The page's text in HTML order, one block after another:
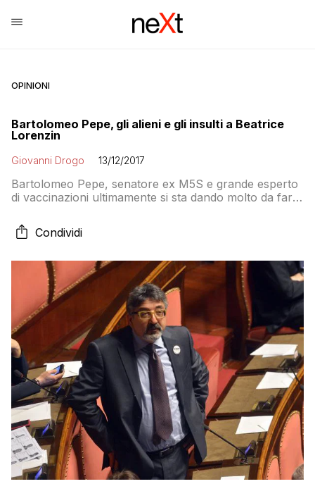
OPINIONI
Bartolomeo Pepe, gli alieni e gli insulti a Beatrice
Lorenzin
Giovanni Drogo 13/12/2017
Bartolomeo Pepe, senatore ex M5S e grande esperto
di vaccinazioni ultimamente si sta dando molto da fare.
dominante di molti Genitori Preoccupati che credono
di poter fare affidamento sulla Corte Europea dei Diritti
Pepe qualche giorno fa ha preso […]
Condividi